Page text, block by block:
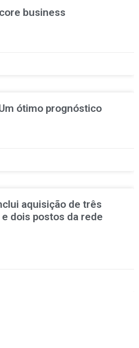
business
ótimo prognóstico
aquisição de três
dois postos da rede